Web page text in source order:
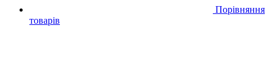
Порівняння
товарів